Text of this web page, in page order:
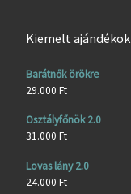
Kiemelt ajándékok
Barátnők örökre
29.000 Ft
Osztályfőnök 2.0
31.000 Ft
Lovas lány 2.0
24.000 Ft